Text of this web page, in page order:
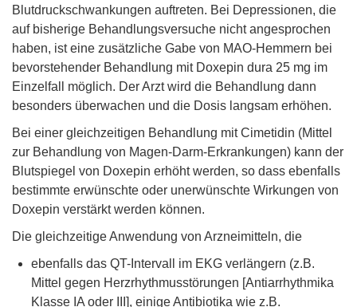
Blutdruckschwankungen auftreten. Bei Depressionen, die
auf bisherige Behandlungsversuche nicht angesprochen
haben, ist eine zusätzliche Gabe von MAO-Hemmern bei
bevorstehender Behandlung mit Doxepin dura 25 mg im
Einzelfall möglich. Der Arzt wird die Behandlung dann
besonders überwachen und die Dosis langsam erhöhen.
Bei einer gleichzeitigen Behandlung mit Cimetidin (Mittel
zur Behandlung von Magen-Darm-Erkrankungen) kann der
Blutspiegel von Doxepin erhöht werden, so dass ebenfalls
bestimmte erwünschte oder unerwünschte Wirkungen von
Doxepin verstärkt werden können.
Die gleichzeitige Anwendung von Arzneimitteln, die
ebenfalls das QT-Intervall im EKG verlängern (z.B.
Mittel gegen Herzrhythmusstörungen [Antiarrhythmika
Klasse IA oder III], einige Antibiotika wie z.B.